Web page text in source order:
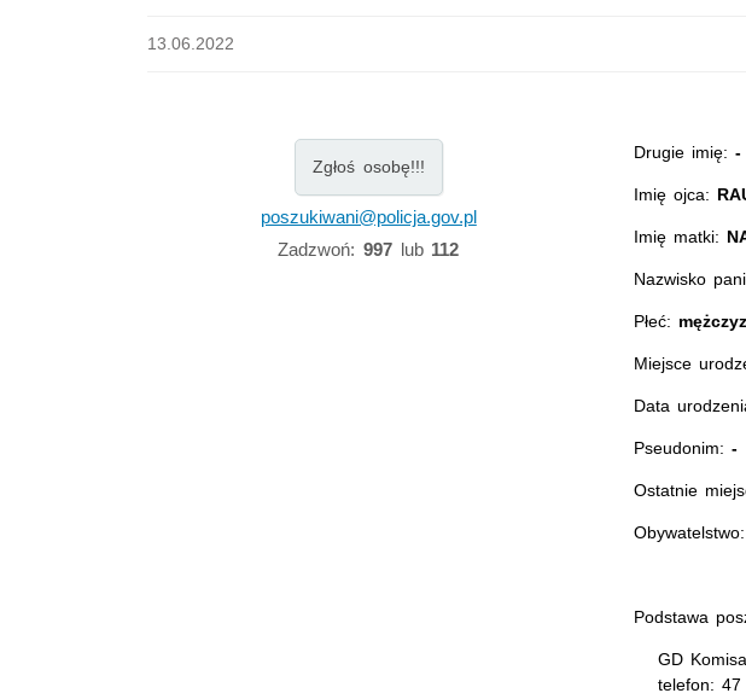
13.06.2022
Zgłoś osobę!!!
poszukiwani@policja.gov.pl
Zadzwoń: 997lub 112
Drugie imię:-
Imię ojca:
Imię matki:
Nazwisko
Płeć:
Miejsce
Data
Pseudonim: -
Ostatnie
Obywatelstwo:
Podstawa
GD
telefon: